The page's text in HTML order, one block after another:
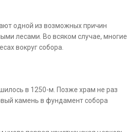
одной из возможных причин
лесами. Во всяком случае, многие
вокруг собора.
в 1250-м. Позже храм не раз
камень в фундамент собора